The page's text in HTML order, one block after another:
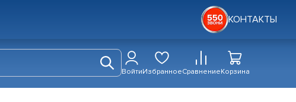
КОНТАКТЫ
ВойтиИзбранноеСравнениеКорзина